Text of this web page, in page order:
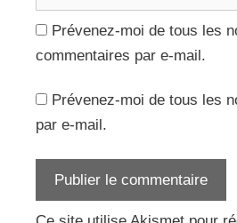
Prévenez-moi de tous les
commentaires par e-mail.
Prévenez-moi de tous les
par e-mail.